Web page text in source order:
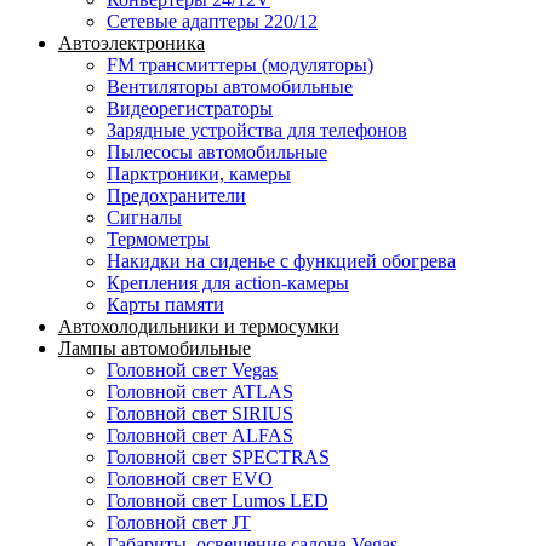
Сетевые адаптеры 220/12
Автоэлектроника
FM трансмиттеры (модуляторы)
Вентиляторы автомобильные
Видеорегистраторы
Зарядные устройства для телефонов
Пылесосы автомобильные
Парктроники, камеры
Предохранители
Сигналы
Термометры
Накидки на сиденье с функцией обогрева
Крепления для action-камеры
Карты памяти
Автохолодильники и термосумки
Лампы автомобильные
Головной свет Vegas
Головной свет ATLAS
Головной свет SIRIUS
Головной свет ALFAS
Головной свет SPECTRAS
Головной свет EVO
Головной свет Lumos LED
Головной свет JT